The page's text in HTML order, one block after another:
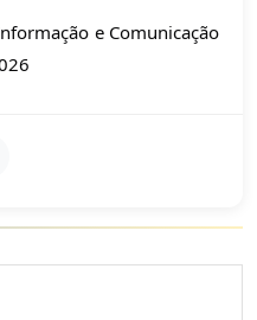
e Comunicação